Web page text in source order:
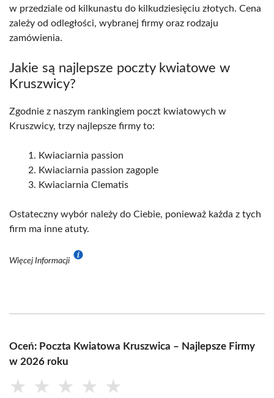
w przedziale od kilkunastu do kilkudziesięciu złotych. Cena
zależy od odległości, wybranej firmy oraz rodzaju
zamówienia.
Jakie są najlepsze poczty kwiatowe w
Kruszwicy?
Zgodnie z naszym rankingiem poczt kwiatowych w
Kruszwicy, trzy najlepsze firmy to:
Kwiaciarnia passion
Kwiaciarnia passion zagople
Kwiaciarnia Clematis
Ostateczny wybór należy do Ciebie, ponieważ każda z tych
firm ma inne atuty.
Więcej Informacji
Oceń: Poczta Kwiatowa Kruszwica – Najlepsze Firmy
w 2026 roku
★ ★ ★ ★ ★